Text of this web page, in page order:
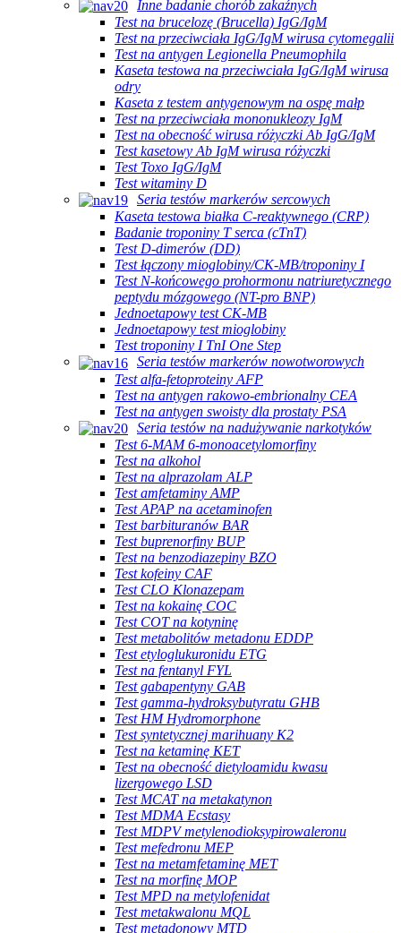
Inne badanie chorób zakaźnych
Test na brucelozę (Brucella) IgG/IgM
Test na przeciwciała IgG/IgM wirusa cytomegalii
Test na antygen Legionella Pneumophila
Kaseta testowa na przeciwciała IgG/IgM wirusa
odry
Kaseta z testem antygenowym na ospę małp
Test na przeciwciała mononukleozy IgM
Test na obecność wirusa różyczki Ab IgG/IgM
Test kasetowy Ab IgM wirusa różyczki
Test Toxo IgG/IgM
Test witaminy D
Seria testów markerów sercowych
Kaseta testowa białka C-reaktywnego (CRP)
Badanie troponiny T serca (cTnT)
Test D-dimerów (DD)
Test łączony mioglobiny/CK-MB/troponiny I
Test N-końcowego prohormonu natriuretycznego
peptydu mózgowego (NT-pro BNP)
Jednoetapowy test CK-MB
Jednoetapowy test mioglobiny
Test troponiny I TnI One Step
Seria testów markerów nowotworowych
Test alfa-fetoproteiny AFP
Test na antygen rakowo-embrionalny CEA
Test na antygen swoisty dla prostaty PSA
Seria testów na nadużywanie narkotyków
Test 6-MAM 6-monoacetylomorfiny
Test na alkohol
Test na alprazolam ALP
Test amfetaminy AMP
Test APAP na acetaminofen
Test barbituranów BAR
Test buprenorfiny BUP
Test na benzodiazepiny BZO
Test kofeiny CAF
Test CLO Klonazepam
Test na kokainę COC
Test COT na kotyninę
Test metabolitów metadonu EDDP
Test etyloglukuronidu ETG
Test na fentanyl FYL
Test gabapentyny GAB
Test gamma-hydroksybutyratu GHB
Test HM Hydromorphone
Test syntetycznej marihuany K2
Test na ketaminę KET
Test na obecność dietyloamidu kwasu
lizergowego LSD
Test MCAT na metakatynon
Test MDMA Ecstasy
Test MDPV metylenodioksypirowaleronu
Test mefedronu MEP
Test na metamfetaminę MET
Test na morfinę MOP
Test MPD na metylofenidat
Test metakwalonu MQL
Test metadonowy MTD